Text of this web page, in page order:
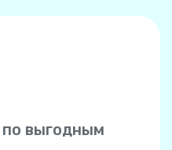
по выгодным